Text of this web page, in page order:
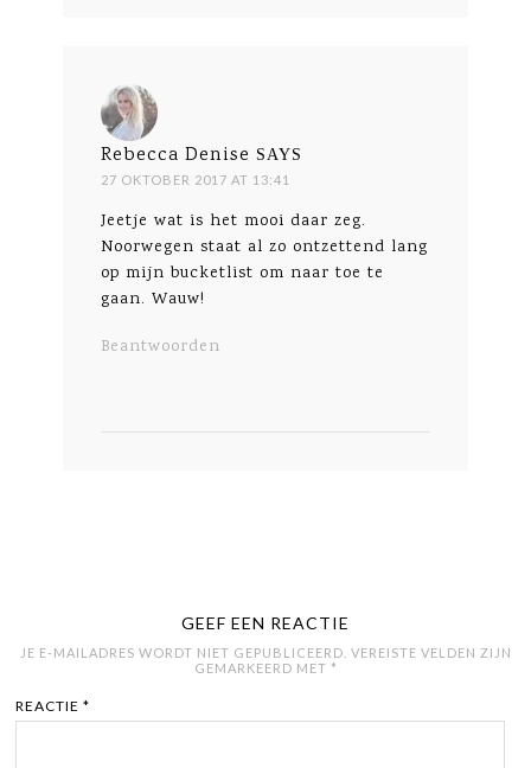
Rebecca Denise SAYS
27 OKTOBER 2017 AT 13:41
Jeetje wat is het mooi daar zeg.
Noorwegen staat al zo ontzettend lang
op mijn bucketlist om naar toe te
gaan. Wauw!
Beantwoorden
GEEF EEN REACTIE
JE E-MAILADRES WORDT NIET GEPUBLICEERD. VEREISTE VELDEN ZIJN
GEMARKEERD MET *
REACTIE*